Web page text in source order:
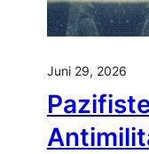
Juni 29, 2026